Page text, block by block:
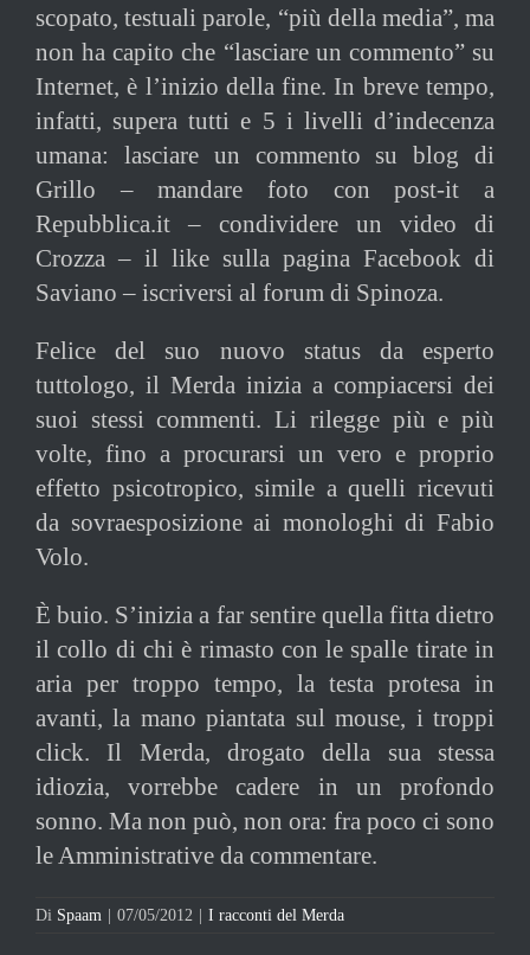
scopato, testuali parole, “più della media”, ma
non ha capito che “lasciare un commento” su
Internet, è l’inizio della fine. In breve tempo,
infatti, supera tutti e 5 i livelli d’indecenza
umana: lasciare un commento su blog di
Grillo – mandare foto con post-it a
Repubblica.it – condividere un video di
Crozza – il like sulla pagina Facebook di
Saviano – iscriversi al forum di Spinoza.
Felice del suo nuovo status da esperto
tuttologo, il Merda inizia a compiacersi dei
suoi stessi commenti. Li rilegge più e più
volte, fino a procurarsi un vero e proprio
effetto psicotropico, simile a quelli ricevuti
da sovraesposizione ai monologhi di Fabio
Volo.
È buio. S’inizia a far sentire quella fitta dietro
il collo di chi è rimasto con le spalle tirate in
aria per troppo tempo, la testa protesa in
avanti, la mano piantata sul mouse, i troppi
click. Il Merda, drogato della sua stessa
idiozia, vorrebbe cadere in un profondo
sonno. Ma non può, non ora: fra poco ci sono
le Amministrative da commentare.
Di Spaam 07/05/2012 I racconti del Merda